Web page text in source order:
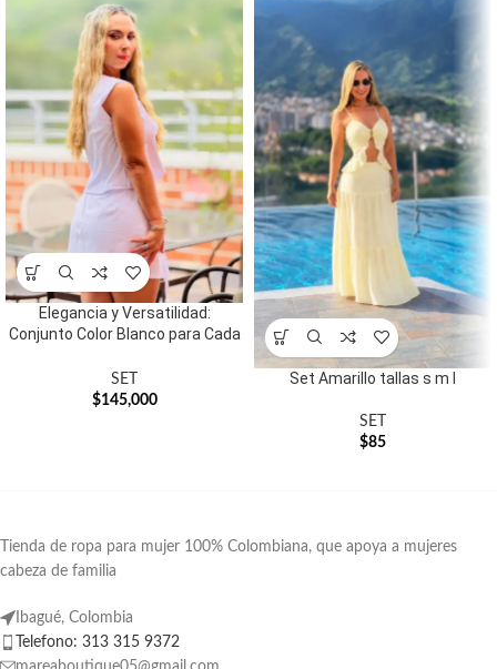
Elegancia y Versatilidad:
Conjunto Color Blanco para Cada
SET
$145,000
Set Amarillo tallas s m l
SET
$85
Tienda de ropa para mujer 100% Colombiana, que apoya a mujeres
cabeza de familia
Ibagué, Colombia
Telefono: 313 315 9372